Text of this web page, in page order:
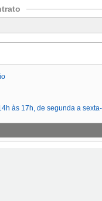
às 17h, de segunda a